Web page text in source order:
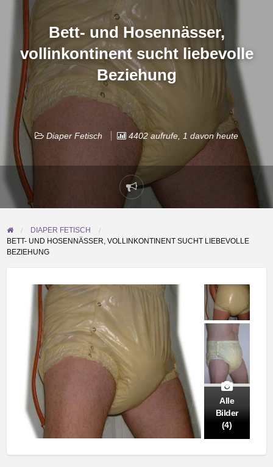
Bett- und Hosennässer,
vollinkontinent sucht liebevolle
Beziehung
Diaper Fetisch 4402 aufrufe, 1 davon heute
Problem
melden
DIAPER FETISCH
BETT- UND HOSENNÄSSER, VOLLINKONTINENT SUCHT LIEBEVOLLE
BEZIEHUNG
Alle
Bilder
(4)